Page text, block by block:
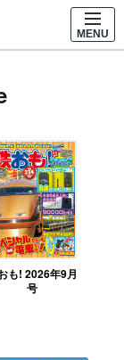
MENU
も! 2026年9月
号